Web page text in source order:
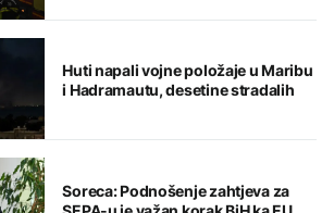
Huti napali vojne položaje u Maribu
i Hadramautu, desetine stradalih
Soreca: Podnošenje zahtjeva za